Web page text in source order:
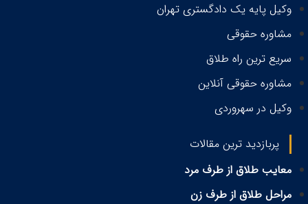
وکیل پایه یک دادگستری تهران
مشاوره حقوقی
سریع ترین راه طلاق
مشاوره حقوقی آنلاین
وکیل در سهروردی
پربازدید ترین مقالات
معایب طلاق از طرف مرد
مراحل طلاق از طرف زن